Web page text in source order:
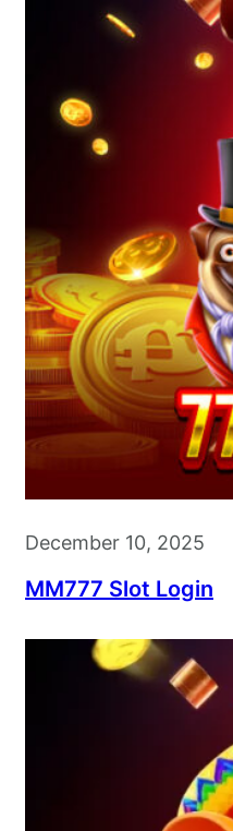
December 10, 2025
MM777 Slot Login